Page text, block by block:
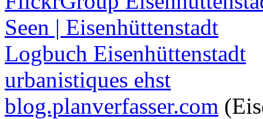
Seen | Eisenhüttenstadt
Logbuch Eisenhüttenstadt
urbanistiques ehst
blog.planverfasser.com